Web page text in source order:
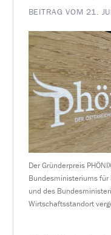
BEITRAG VOM 21.
Der Gründerpreis
Bundesministeriums für
und des
Wirtschaftsstandort